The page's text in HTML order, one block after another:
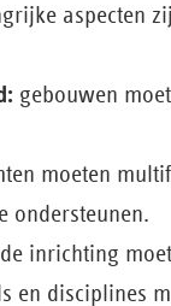
aspecten
gebouwen
moeten
ondersteunen.
de inrichting
en disciplines